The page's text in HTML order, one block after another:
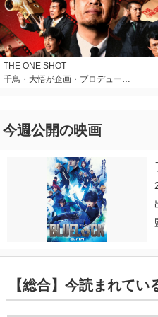
THE ONE SHOT
千鳥・大悟が企画・プロデュー…
今週公開の映画
【総合】今読まれてい